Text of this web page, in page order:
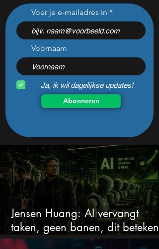
Voor het eerst in de
geschiedenis breekt de
S&P 500 deze cruciale
grens
Voer je e-mailadres in
Voornaam
Ja, ik wil dagelijkse updates!
Abonneren
Jensen Huang: AI vervangt
taken, geen banen, dit betekent
het voor AI-aandelen